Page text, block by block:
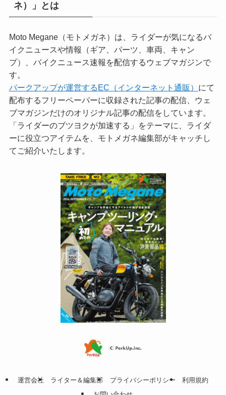
ネ）」とは
Moto Megane（モトメガネ）は、ライダーが気になるバ
イクニュースや情報（ギア、パーツ、車両、キャン
プ）、バイクニュース速報を配信するウェブマガジンで
す。
パークアップが運営するEC（インターネット通販） にて
配布するフリーペーパーに収録された記事の配信、ウェ
ブマガジンだけのオリジナル記事の配信をしています。
「ライダーのブツヨクが加速する」をテーマに、ライダ
ーに役立つアイテムを、モトメガネ編集部がキャッチし
てご紹介いたします。
運営会社 ライター＆編集部 プライバシーポリシー
利用規約